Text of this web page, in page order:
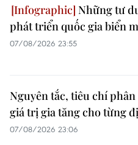
Những tư
phát triển quốc gia biển
07/08/2026 23:55
Nguyên tắc, tiêu chí
giá trị gia tăng cho từng
07/08/2026 23:06